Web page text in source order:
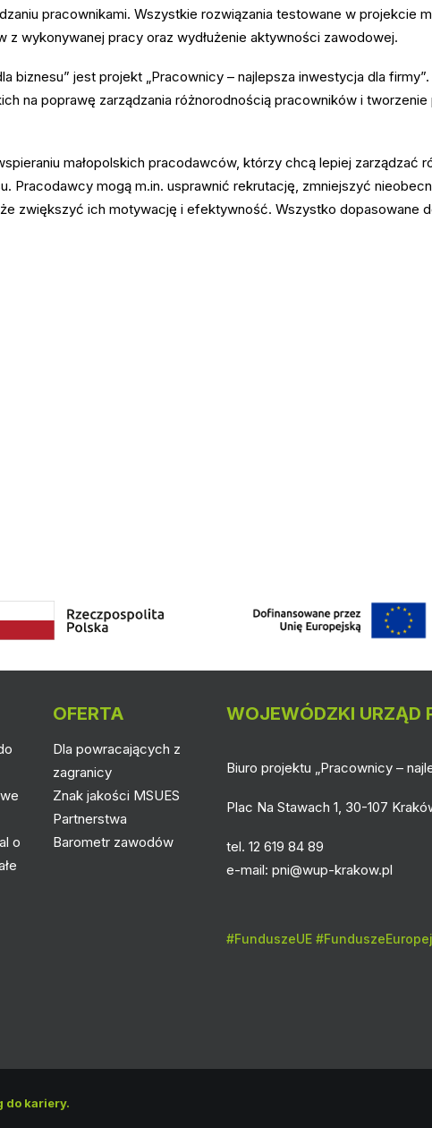
pracownikami. Wszystkie rozwiązania testowane w projekcie
wykonywanej pracy oraz wydłużenie aktywności zawodowej.
biznesu” jest projekt „Pracownicy – najlepsza inwestycja dla
na poprawę zarządzania różnorodnością pracowników i
małopolskich pracodawców, którzy chcą lepiej zarządzać
Pracodawcy mogą m.in. usprawnić rekrutację, zmniejszyć
zwiększyć ich motywację i efektywność. Wszystko dopasowane
o
OFERTA
Dla powracających z
zagranicy
Znak jakości MSUES
Partnerstwa
Barometr zawodów
WOJEWÓDZKI URZĄD
Biuro projektu „Pracownicy –
Plac Na Stawach 1, 30-107
tel. 12 619 84 89
e-mail: pni@wup-krakow.pl
#FunduszeUE
do kariery.